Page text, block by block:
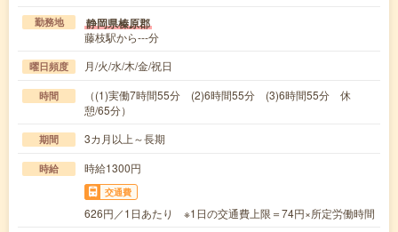
勤務地 静岡県榛原郡
藤枝駅から---分
曜日頻度 月/火/水/木/金/祝日
時間
（(1)実働7時間55分 (2)6時間55分 (3)6時間55分 休
憩/65分）
期間 3カ月以上～長期
時給 時給1300円
交通費
626円／1日あたり ※1日の交通費上限＝74円×所定労働時間